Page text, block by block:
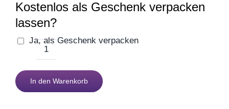
Kostenlos als Geschenk verpacken
lassen?
Ja, als Geschenk verpacken
20
Menge
In den Warenkorb